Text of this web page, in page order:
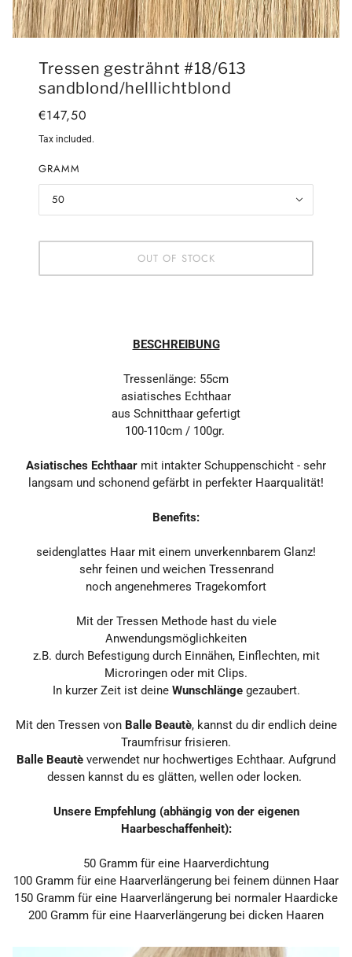
Tressen gesträhnt #18/613
sandblond/helllichtblond
€147,50
Tax included.
GRAMM
50
OUT OF STOCK
BESCHREIBUNG
Tressenlänge: 55cm
asiatisches Echthaar
aus Schnitthaar gefertigt
100-110cm / 100gr.
Asiatisches Echthaar mit intakter Schuppenschicht - sehr
langsam und schonend gefärbt in perfekter Haarqualität!
Benefits:
seidenglattes Haar mit einem unverkennbarem Glanz!
sehr feinen und weichen Tressenrand
noch angenehmeres Tragekomfort
Mit der Tressen Methode hast du viele
Anwendungsmöglichkeiten
z.B. durch Befestigung durch Einnähen, Einflechten, mit
Microringen oder mit Clips.
In kurzer Zeit ist deine Wunschlängegezaubert.
Mit den Tressen von Balle Beautè, kannst du dir endlich deine
Traumfrisur frisieren.
Balle Beautè verwendet nur hochwertiges Echthaar. Aufgrund
dessen kannst du es glätten, wellen oder locken.
Unsere Empfehlung (abhängig von der eigenen
Haarbeschaffenheit):
50 Gramm für eine Haarverdichtung
100 Gramm für eine Haarverlängerung bei feinem dünnen Haar
150 Gramm für eine Haarverlängerung bei normaler Haardicke
200 Gramm für eine Haarverlängerung bei dicken Haaren